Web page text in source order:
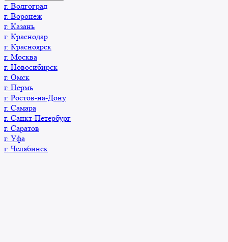
г. Волгоград
г. Воронеж
г. Казань
г. Краснодар
г. Красноярск
г. Москва
г. Новосибирск
г. Омск
г. Пермь
г. Ростов-на-Дону
г. Самара
г. Санкт-Петербург
г. Саратов
г. Уфа
г. Челябинск